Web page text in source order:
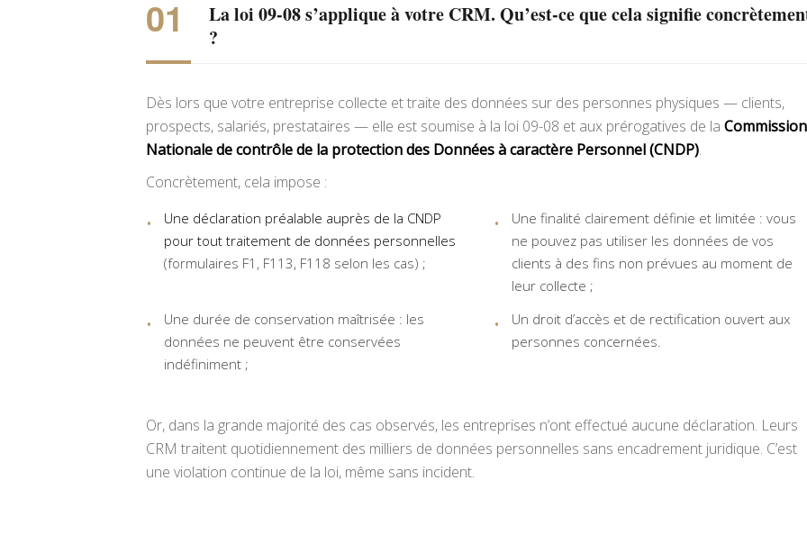
La loi 09-08 s’applique à votre CRM. Qu’est-ce que cela signifie
?
Dès lors que votre entreprise collecte et traite des données sur des personnes physiques — clients,
prospects, salariés, prestataires — elle est soumise à la loi 09-08 et aux prérogatives de la Commission
Nationale de contrôle de la protection des Données à caractère Personnel (CNDP).
Concrètement, cela impose :
Une déclaration préalable auprès de la CNDP
pour tout traitement de données personnelles
(formulaires F1, F113, F118 selon les cas) ;
Une finalité clairement définie et limitée : vous
ne pouvez pas utiliser les données de vos
clients à des fins non prévues au moment de
leur collecte ;
Une durée de conservation maîtrisée : les
données ne peuvent être conservées
indéfiniment ;
Un droit d’accès et de rectification ouvert aux
personnes concernées.
Or, dans la grande majorité des cas observés, les entreprises n’ont effectué aucune déclaration. Leurs
CRM traitent quotidiennement des milliers de données personnelles sans encadrement juridique. C’est
une violation continue de la loi, même sans incident.